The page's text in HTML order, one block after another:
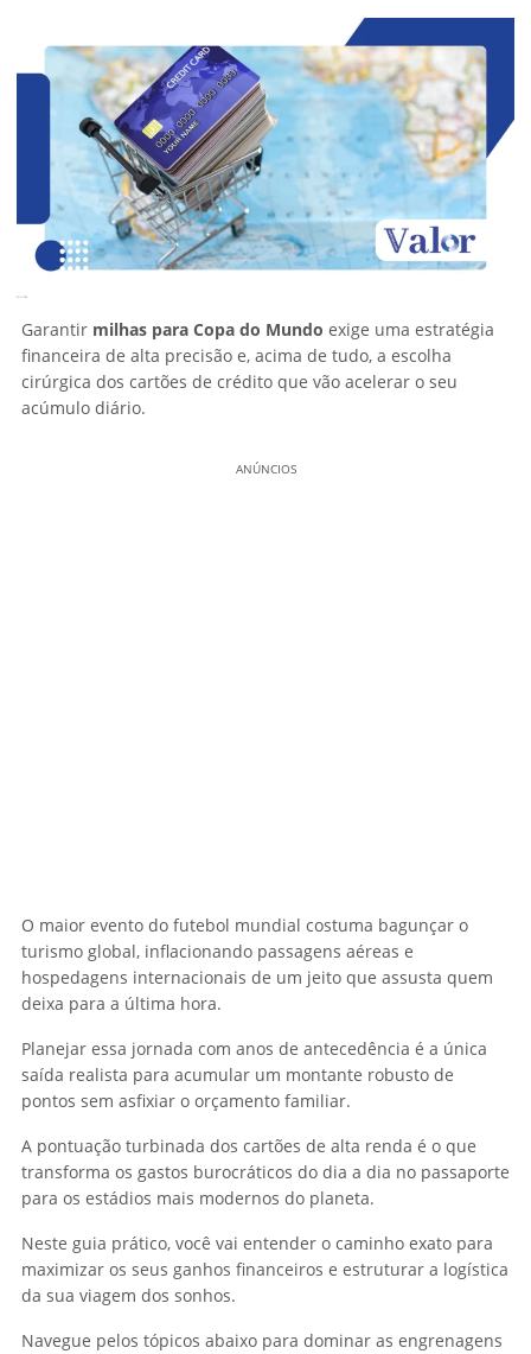
Garantir milhas para Copa do Mundo exige uma estratégia
financeira de alta precisão e, acima de tudo, a escolha
cirúrgica dos cartões de crédito que vão acelerar o seu
acúmulo diário.
ANÚNCIOS
O maior evento do futebol mundial costuma bagunçar o
turismo global, inflacionando passagens aéreas e
hospedagens internacionais de um jeito que assusta quem
deixa para a última hora.
Planejar essa jornada com anos de antecedência é a única
saída realista para acumular um montante robusto de
pontos sem asfixiar o orçamento familiar.
A pontuação turbinada dos cartões de alta renda é o que
transforma os gastos burocráticos do dia a dia no passaporte
para os estádios mais modernos do planeta.
Neste guia prático, você vai entender o caminho exato para
maximizar os seus ganhos financeiros e estruturar a logística
da sua viagem dos sonhos.
Navegue pelos tópicos abaixo para dominar as engrenagens